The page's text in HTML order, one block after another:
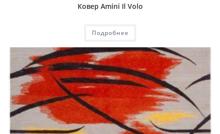
Ковер Amini Il Volo
Подробнее